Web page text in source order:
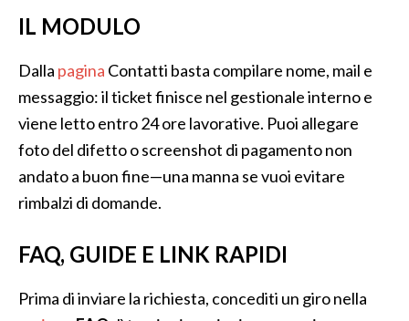
IL MODULO
Dalla pagina Contatti basta compilare nome, mail e
messaggio: il ticket finisce nel gestionale interno e
viene letto entro 24 ore lavorative. Puoi allegare
foto del difetto o screenshot di pagamento non
andato a buon fine—una manna se vuoi evitare
rimbalzi di domande.
FAQ, GUIDE E LINK RAPIDI
Prima di inviare la richiesta, concediti un giro nella